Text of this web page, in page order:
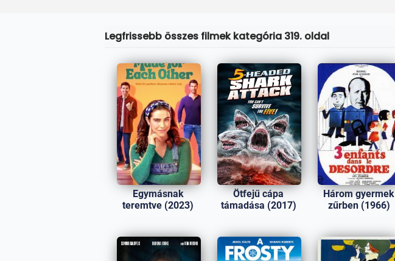
Legfrissebb összes filmek kategória 319. oldal
Egymásnak
teremtve (2023)
Ötfejű cápa
támadása (2017)
Három gyermek
zűrben (1966)